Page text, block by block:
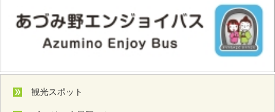
観光スポット